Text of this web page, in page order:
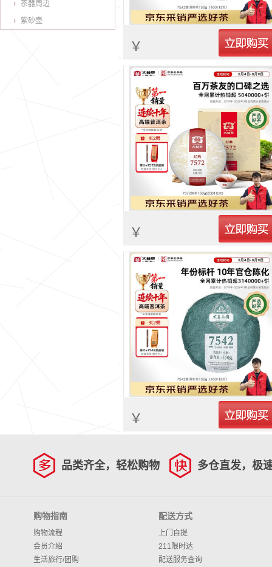
茶器周边
紫砂壶
￥ 立即购买
￥ 立即购买
￥ 立即购买
品类齐全，轻松购物 多仓直发，极
购物指南
购物流程
会员介绍
生活旅行/团购
配送方式
上门自提
211限时达
配送服务查询